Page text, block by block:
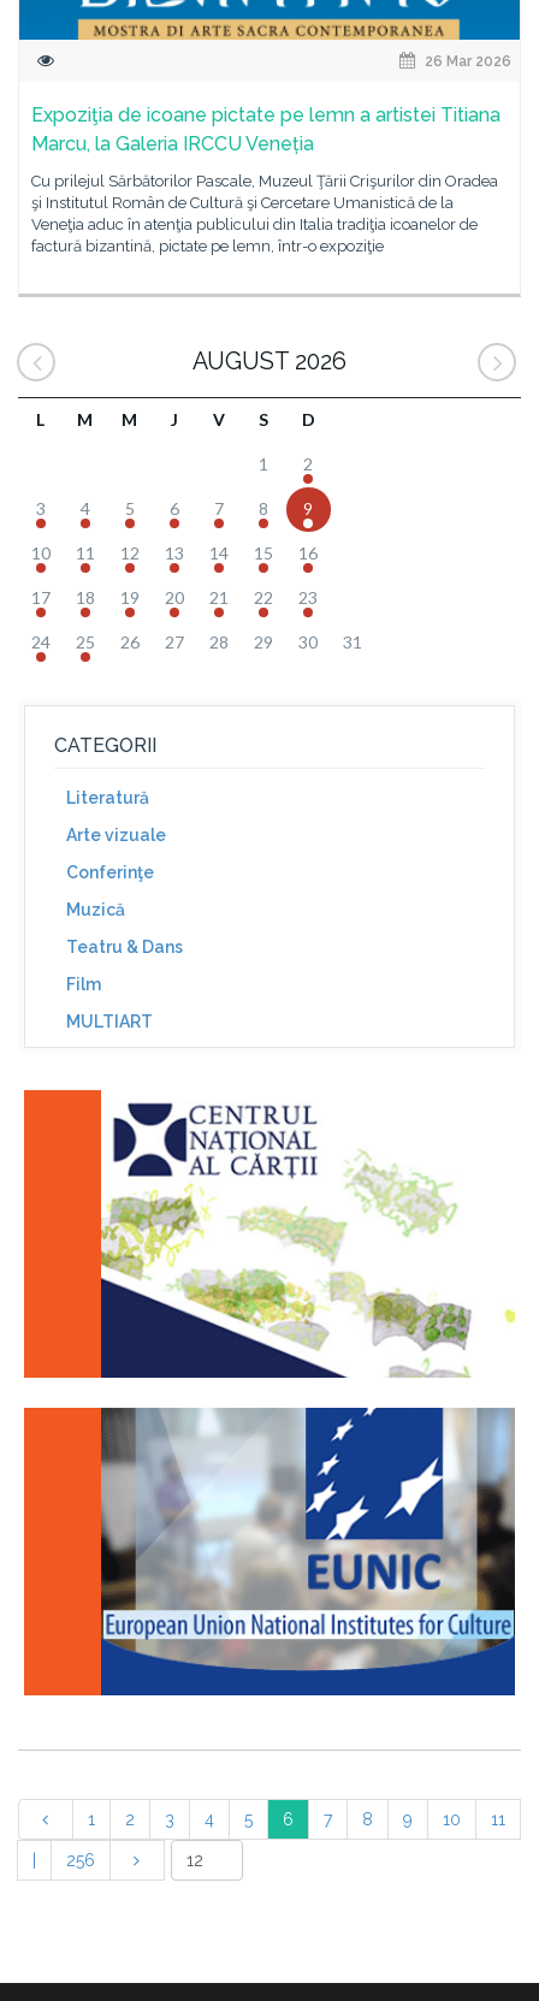
26 Mar 2026
Expoziţia de icoane pictate pe lemn a artistei Titiana
Marcu, la Galeria IRCCU Veneția
Cu prilejul Sărbătorilor Pascale, Muzeul Ţării Crişurilor din Oradea
şi Institutul Român de Cultură şi Cercetare Umanistică de la
Veneţia aduc în atenţia publicului din Italia tradiţia icoanelor de
factură bizantină, pictate pe lemn, într-o expoziţie
AUGUST 2026
L M M J V S D
1 2
3 4 5 6 7 8 9
10 11 12 13 14 15 16
17 18 19 20 21 22 23
24 25 26 27 28 29 30 31
CATEGORII
Literatură
Arte vizuale
Conferinţe
Muzică
Teatru & Dans
Film
MULTIART
1 2 3 4 5 6 7 8 9 10 11
256